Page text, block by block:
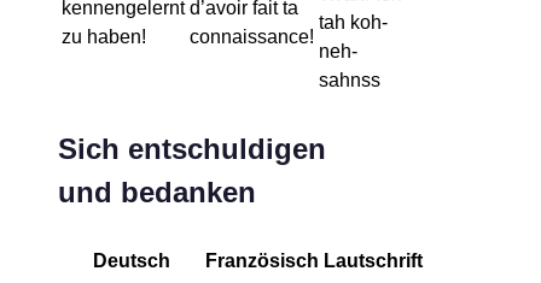
kennengelernt
zu haben!
d’avoir fait ta
connaissance!
tah koh-
neh-
sahnss
Sich entschuldigen
und bedanken
Deutsch Französisch Lautschrift